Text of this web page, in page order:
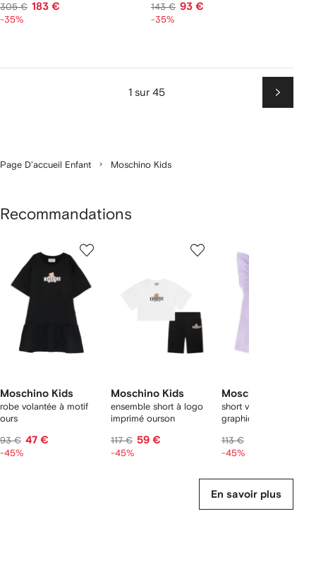
305 € 183 €
-35%
143 € 93 €
-35%
1 sur 45
Suiv
Page D'accueil Enfant Moschino Kids
Recommandations
Moschino Kids
robe volantée à motif
ours
93 € 47 €
-45%
Moschino Kids
ensemble short à logo
imprimé ourson
117 € 59 €
-45%
Moschino Kids
short volanté à
graphique
113 € 57 €
-45%
En savoir plus